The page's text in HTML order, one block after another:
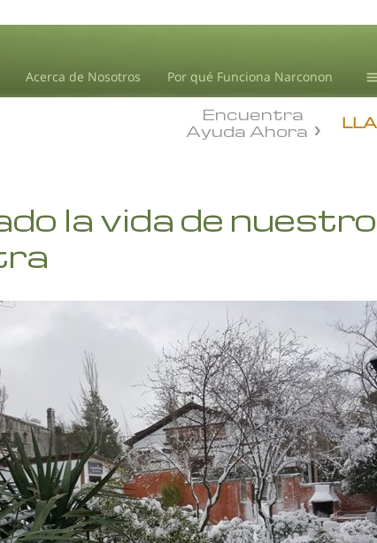
Acerca de Nosotros Por qué Funciona Narconon
Encuentra
Ayuda Ahora
la vida de